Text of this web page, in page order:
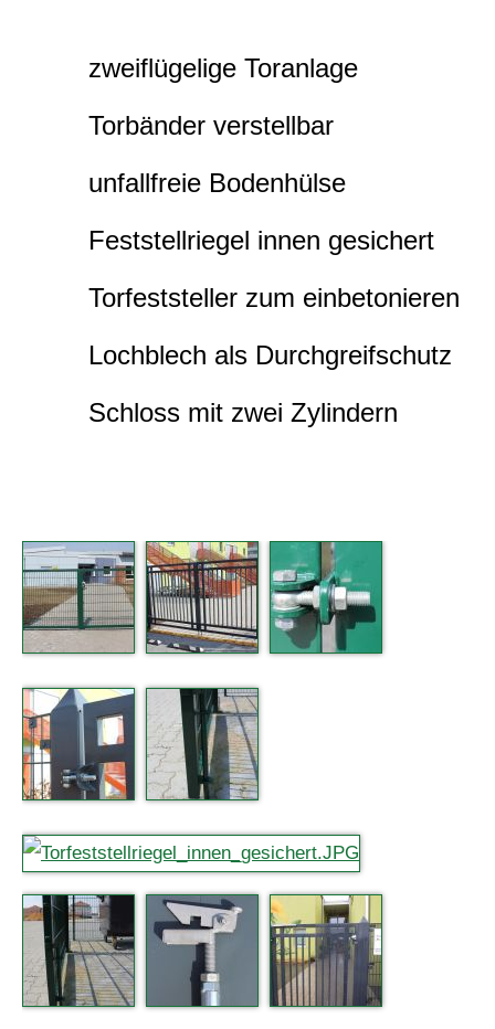
zweiflügelige Toranlage
Torbänder verstellbar
unfallfreie Bodenhülse
Feststellriegel innen gesichert
Torfeststeller zum einbetonieren
Lochblech als Durchgreifschutz
Schloss mit zwei Zylindern